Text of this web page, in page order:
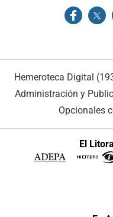
Hemeroteca Digital
Administración y
Opcionales
El